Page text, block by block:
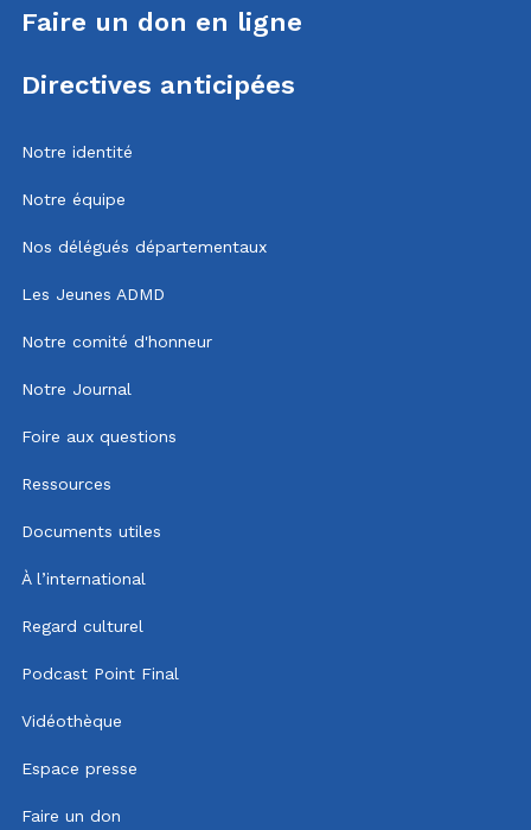
Faire un don en ligne
Directives anticipées
Notre identité
Notre équipe
Nos délégués départementaux
Les Jeunes ADMD
Notre comité d'honneur
Notre Journal
Foire aux questions
Ressources
Documents utiles
À l’international
Regard culturel
Podcast Point Final
Vidéothèque
Espace presse
Faire un don